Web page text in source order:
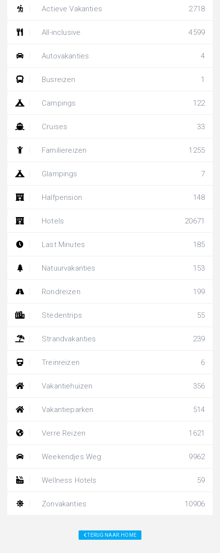
Actieve Vakanties 2718
All-inclusive 4599
Autovakanties 4
Busreizen 1
Campings 122
Cruises 33
Familiereizen 1255
Glampings 7
Halfpension 148
Hotels 20671
Last Minutes 185
Natuurvakanties 153
Rondreizen 199
Stedentrips 55
Strandvakanties 239
Treinreizen 6
Vakantiehuizen 356
Vakantieparken 514
Verre Reizen 1621
Weekendjes Weg 9962
Wellness Hotels 59
Zonvakanties 10906
TERUG NAAR: HOME